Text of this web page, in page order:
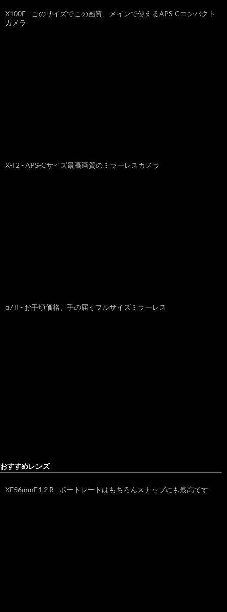
X100F - このサイズでこの画質、メインで使えるAPS-Cコンパクト
カメラ
X-T2 - APS-Cサイズ最高画質のミラーレスカメラ
α7 II - お手頃価格、手の届くフルサイズミラーレス
おすすめレンズ
XF56mmF1.2 R - ポートレートはもちろんスナップにも最高です